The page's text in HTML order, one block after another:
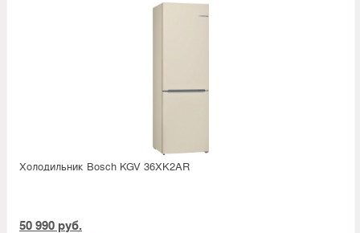
Холодильник Bosсh KGV 36XK2AR
50 990 руб.